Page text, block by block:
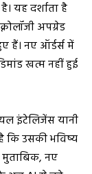
यह दर्शाता है
अपग्रेड
हैं। नए ऑर्डर्स में
खत्म नहीं हुई
इंटेलिजेंस यानी
कि उसकी भविष्य
मुताबिक, नए